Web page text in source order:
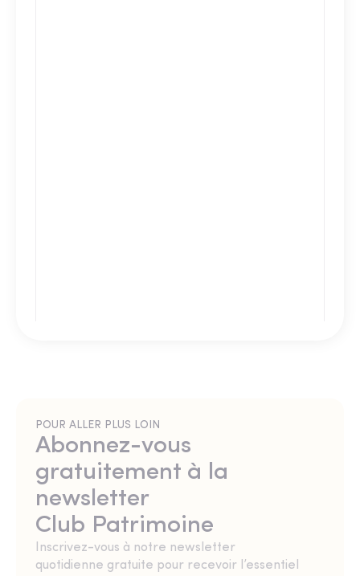
POUR ALLER PLUS LOIN
Abonnez-vous
gratuitement à la
newsletter
Club Patrimoine
Inscrivez-vous à notre newsletter
quotidienne gratuite pour recevoir l’essentiel